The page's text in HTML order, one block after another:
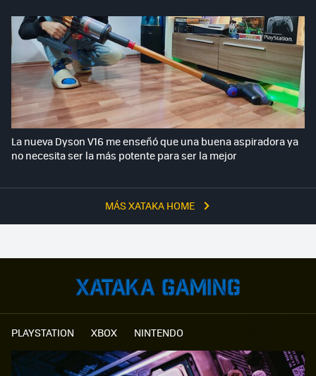
MÁS XATAKA HOME
La nueva Dyson V16 me enseñó que una buena aspiradora ya
no necesita ser la más potente para ser la mejor
PLAYSTATION XBOX NINTENDO